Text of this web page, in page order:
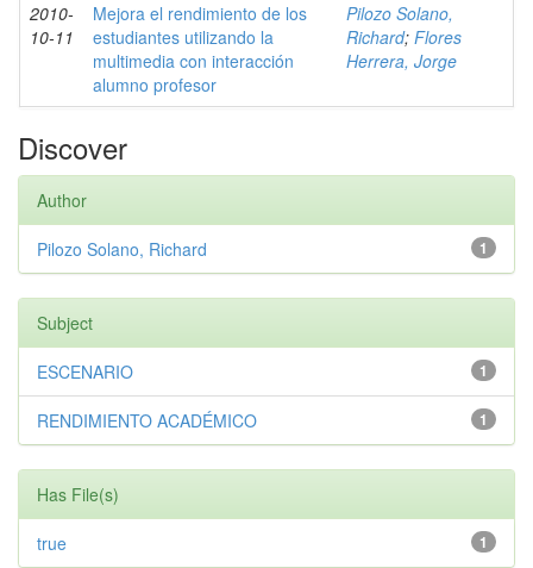
2010-
10-11
Mejora el rendimiento de los
estudiantes utilizando la
multimedia con interacción
alumno profesor
Pilozo Solano,
Richard; Flores
Herrera, Jorge
Discover
Author
1
Pilozo Solano, Richard
Subject
1
ESCENARIO
1
RENDIMIENTO ACADÉMICO
Has File(s)
1
true